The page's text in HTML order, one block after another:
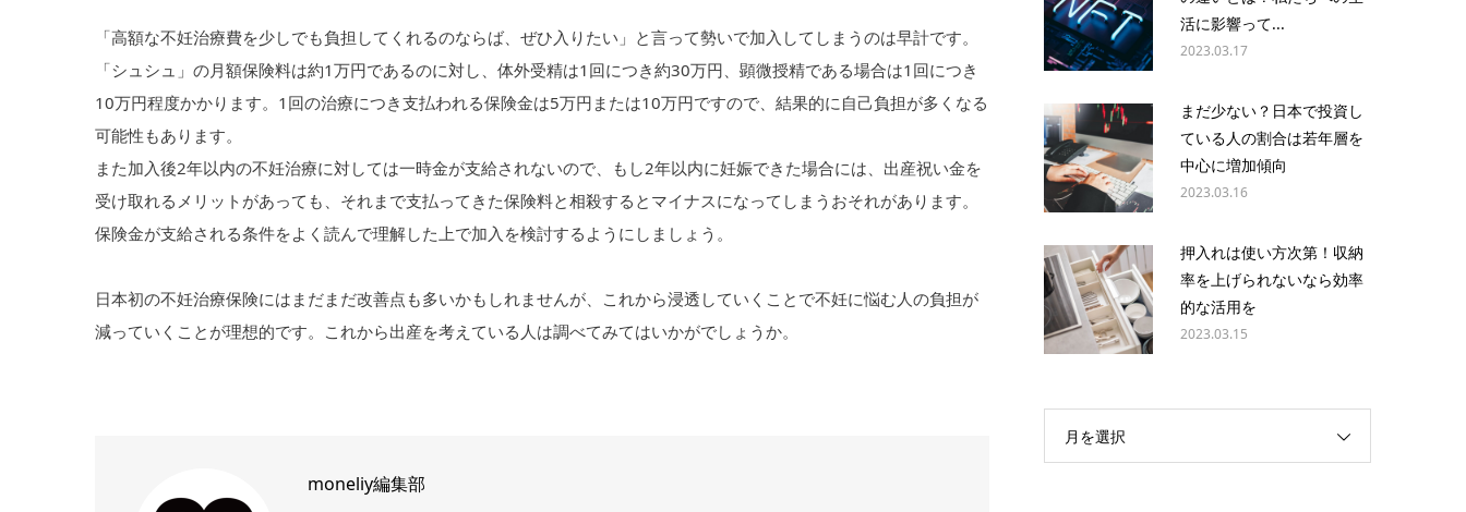
「高額な不妊治療費を少しでも負担してくれるのならば、ぜひ入りたい」と言って勢いで加入してしまうのは早計です。
「シュシュ」の月額保険料は約1万円であるのに対し、体外受精は1回につき約30万円、顕微授精である場合は1回につき
10万円程度かかります。1回の治療につき支払われる保険金は5万円または10万円ですので、結果的に自己負担が多くなる
可能性もあります。
また加入後2年以内の不妊治療に対しては一時金が支給されないので、もし2年以内に妊娠できた場合には、出産祝い金を
受け取れるメリットがあっても、それまで支払ってきた保険料と相殺するとマイナスになってしまうおそれがあります。
保険金が支給される条件をよく読んで理解した上で加入を検討するようにしましょう。
日本初の不妊治療保険にはまだまだ改善点も多いかもしれませんが、これから浸透していくことで不妊に悩む人の負担が
減っていくことが理想的です。これから出産を考えている人は調べてみてはいかがでしょうか。
moneliy編集部
活に影響って...
2023.03.17
まだ少ない？日本で投資し
ている人の割合は若年層を
中心に増加傾向
2023.03.16
押入れは使い方次第！収納
率を上げられないなら効率
的な活用を
2023.03.15
月を選択